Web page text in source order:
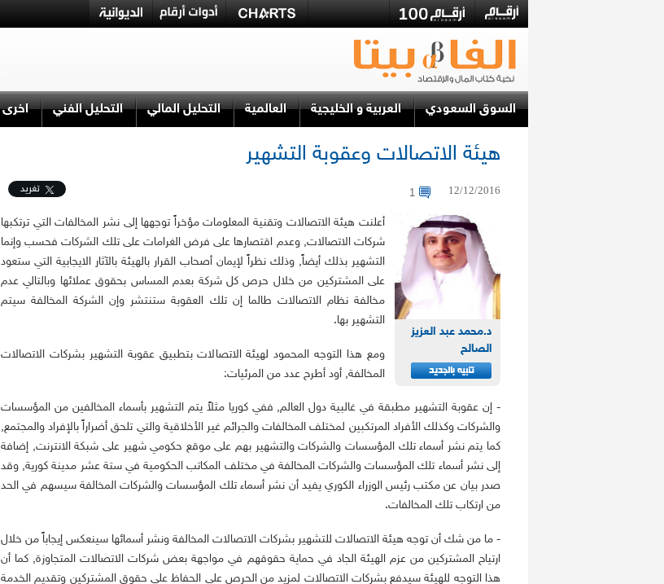
السوق السعودي العربية و الخليجية العالمية التحليل المالي التحليل الفني اخرى
هيئة الاتصالات وعقوبة التشهير
12/12/2016
1 تغريد
د.محمد عبد العزيز
الصالح
أعلنت هيئة الاتصالات وتقنية المعلومات مؤخراً توجهها إلى نشر المخالفات التي ترتكبها
شركات الاتصالات, وعدم اقتصارها على فرض الغرامات على تلك الشركات فحسب وإنما
التشهير بذلك أيضاً, وذلك نظراً لإيمان أصحاب القرار بالهيئة بالآثار الايجابية التي ستعود
على المشتركين من خلال حرص كل شركة بعدم المساس بحقوق عملائها وبالتالي عدم
مخالفة نظام الاتصالات طالما إن تلك العقوبة ستنتشر وإن الشركة المخالفة سيتم
التشهير بها.
ومع هذا التوجه المحمود لهيئة الاتصالات بتطبيق عقوبة التشهير بشركات الاتصالات
المخالفة, أود أطرح عدد من المرئيات:
- إن عقوبة التشهير مطبقة في غالبية دول العالم, ففي كوريا مثلاً يتم التشهير بأسماء المخالفين من المؤسسات
والشركات وكذلك الأفراد المرتكبين لمختلف المخالفات والجرائم غير الأخلاقية والتي تلحق أضراراً بالإفراد والمجتمع,
كما يتم نشر أسماء تلك المؤسسات والشركات والتشهير بهم على موقع حكومي شهير على شبكة الانترنت, إضافة
إلى نشر أسماء تلك المؤسسات والشركات المخالفة في مختلف المكاتب الحكومية في ستة عشر مدينة كورية, وقد
صدر بيان عن مكتب رئيس الوزراء الكوري يفيد أن نشر أسماء تلك المؤسسات والشركات المخالفة سيسهم في الحد
من ارتكاب تلك المخالفات.
- ما من شك أن توجه هيئة الاتصالات للتشهير بشركات الاتصالات المخالفة ونشر أسمائها سينعكس إيجاباً من خلال
ارتياح المشتركين من عزم الهيئة الجاد في حماية حقوقهم في مواجهة بعض شركات الاتصالات المتجاوزة, كما أن
هذا التوجه للهيئة سيدفع بشركات الاتصالات لمزيد من الحرص على الحفاظ على حقوق المشتركين وتقديم الخدمة